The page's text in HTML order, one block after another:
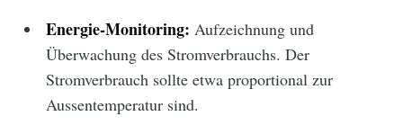
Energie-Monitoring: Aufzeichnung und
Überwachung des Stromverbrauchs. Der
Stromverbrauch sollte etwa proportional zur
Aussentemperatur sind.